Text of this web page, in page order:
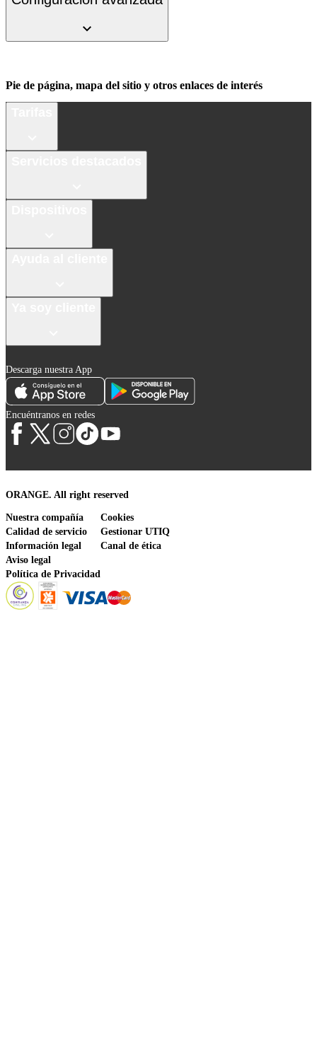
Pie de página, mapa del sitio y otros enlaces de interés
Descarga nuestra App
Encuéntranos en redes
ORANGE. All right reserved
Nuestra compañía
Calidad de servicio
Información legal
Aviso legal
Política de Privacidad
Cookies
Gestionar UTIQ
Canal de ética